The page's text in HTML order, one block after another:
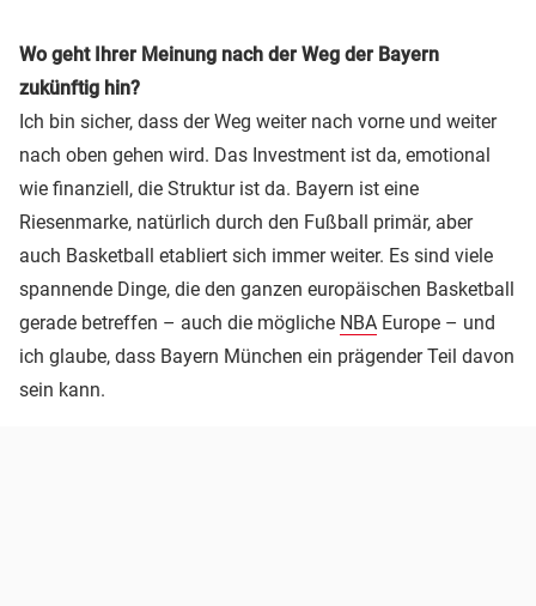
Wo geht Ihrer Meinung nach der Weg der Bayern
zukünftig hin?
Ich bin sicher, dass der Weg weiter nach vorne und weiter
nach oben gehen wird. Das Investment ist da, emotional
wie finanziell, die Struktur ist da. Bayern ist eine
Riesenmarke, natürlich durch den Fußball primär, aber
auch Basketball etabliert sich immer weiter. Es sind viele
spannende Dinge, die den ganzen europäischen Basketball
gerade betreffen – auch die mögliche NBA Europe – und
ich glaube, dass Bayern München ein prägender Teil davon
sein kann.